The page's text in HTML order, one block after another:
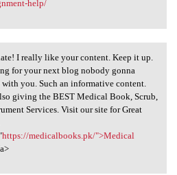
help/
I really like
I really like your content. Keep it up.
for your next blog nobody gonna
with you. Such an informative content.
giving the BEST Medical Book, Scrub,
Services. Visit our site for Great
https://medicalbooks.pk/">Medical